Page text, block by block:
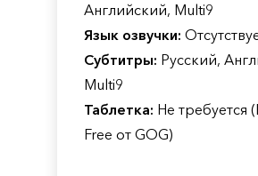
Английский, Multi9
Язык озвучки:
Субтитры: Русский,
Multi9
Таблетка: Не требуется
Free от GOG)